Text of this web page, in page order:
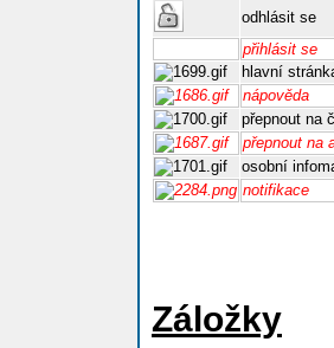
odhlásit se
přihlásit se
hlavní
nápověda
přepnout na
přepnout na
osobní
notifikace
Záložky